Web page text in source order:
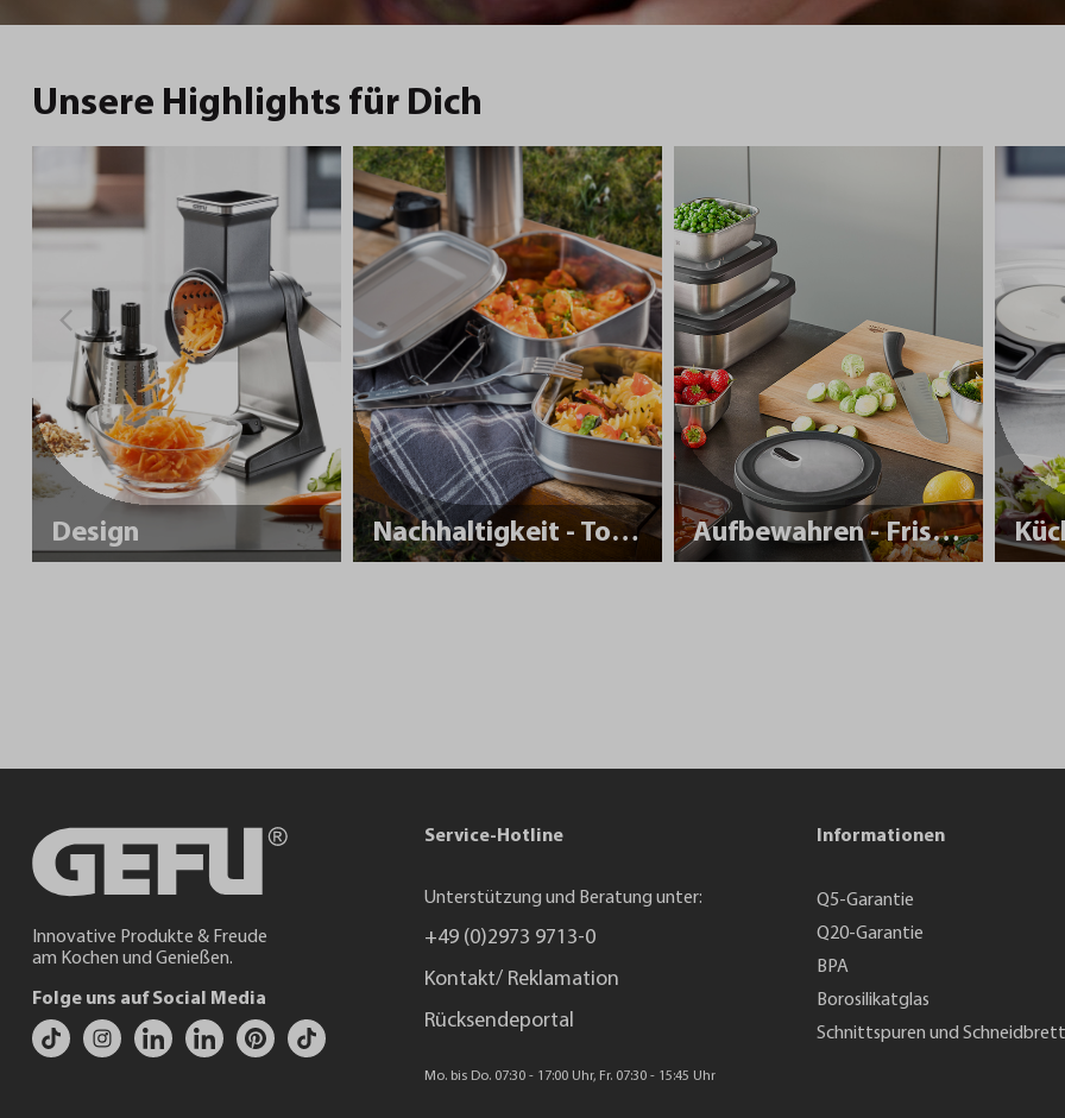
Unsere Highlights für Dich
Design Nachhaltigkeit - To Go Aufbewahren - Frisch halten
Innovative Produkte & Freude
am Kochen und Genießen.
Folge uns auf Social Media
Service-Hotline
Unterstützung und Beratung unter:
+49 (0)2973 9713-0
Kontakt/ Reklamation
Rücksendeportal
Mo. bis Do. 07:30 - 17:00 Uhr, Fr. 07:30 - 15:45 Uhr
Informationen
Q5-Garantie
Q20-Garantie
BPA
Borosilikatglas
Schnittspuren und